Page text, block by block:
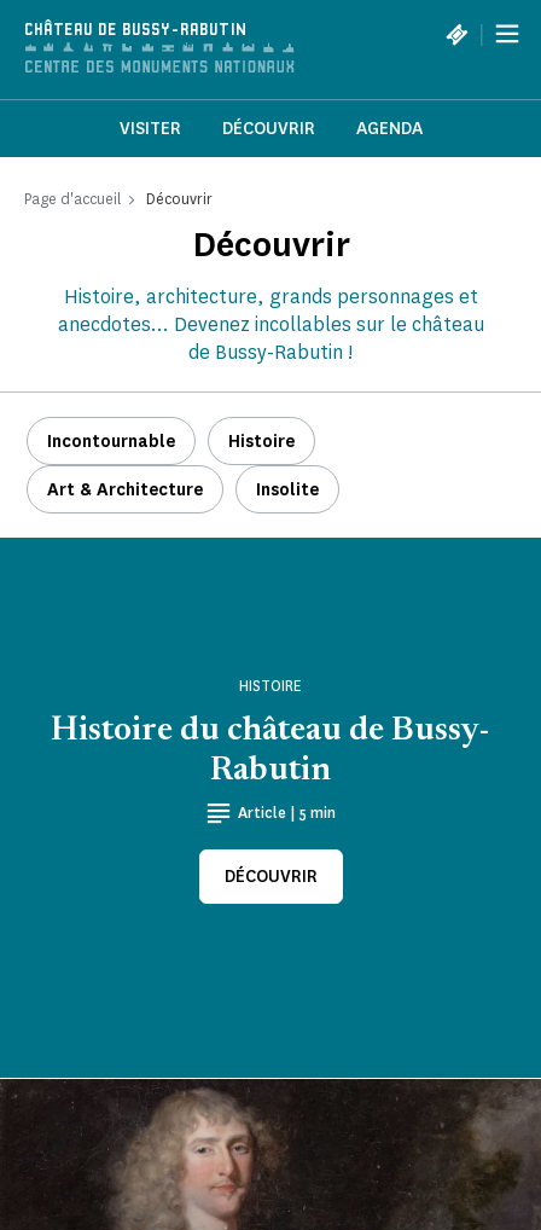
CHÂTEAU DE BUSSY-RABUTIN |
VISITER DÉCOUVRIR AGENDA
Page d'accueil Découvrir
Découvrir
Histoire, architecture, grands personnages et
anecdotes... Devenez incollables sur le château
de Bussy-Rabutin !
Incontournable Histoire
Art & Architecture Insolite
Histoire du château de Bussy-
Rabutin
HISTOIRE
Article | 5 min
DÉCOUVRIR